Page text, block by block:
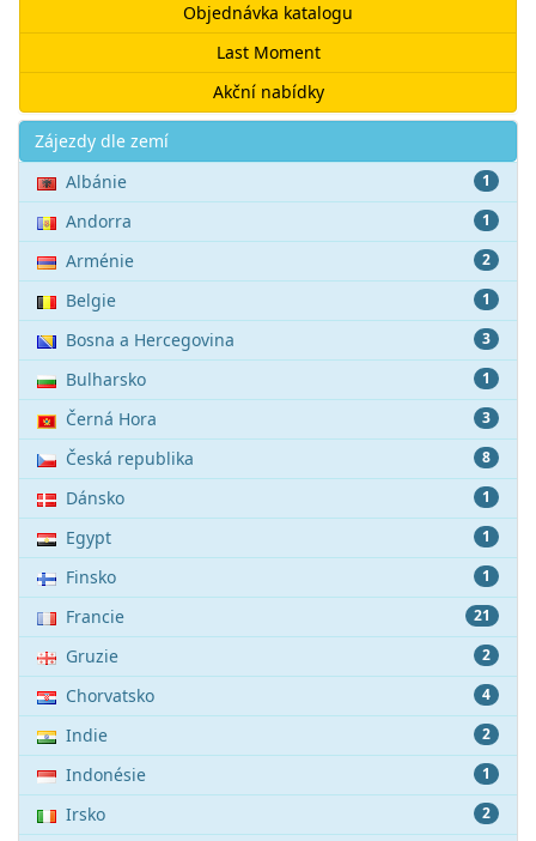
Objednávka katalogu
Last Moment
Akční nabídky
Akce
Zájezdy dle zemí
1
Albánie
1
Andorra
2
Arménie
1
Belgie
3
Bosna a Hercegovina
1
Bulharsko
3
Černá Hora
8
Česká republika
1
Dánsko
1
Egypt
1
Finsko
21
Francie
2
Gruzie
4
Chorvatsko
2
Indie
1
Indonésie
2
Irsko